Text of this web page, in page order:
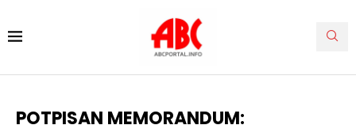
POTPISAN MEMORANDUM: